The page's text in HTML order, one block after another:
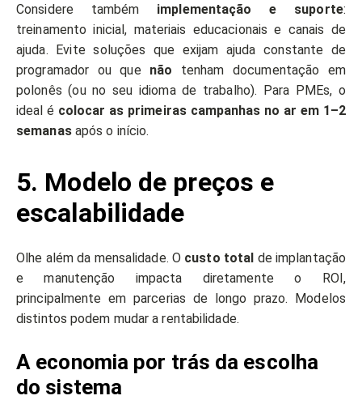
Considere também implementação e suporte:
treinamento inicial, materiais educacionais e canais de
ajuda. Evite soluções que exijam ajuda constante de
programador ou que não tenham documentação em
polonês (ou no seu idioma de trabalho). Para PMEs, o
ideal é colocar as primeiras campanhas no ar em 1–2
semanasapós o início.
5. Modelo de preços e
escalabilidade
Olhe além da mensalidade. O custo total de implantação
e manutenção impacta diretamente o ROI,
principalmente em parcerias de longo prazo. Modelos
distintos podem mudar a rentabilidade.
A economia por trás da escolha
do sistema